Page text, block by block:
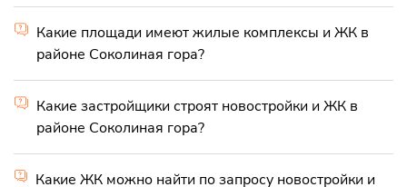
Какие площади имеют жилые комплексы и ЖК в
районе Соколиная гора?
Какие застройщики строят новостройки и ЖК в
районе Соколиная гора?
Какие ЖК можно найти по запросу новостройки и